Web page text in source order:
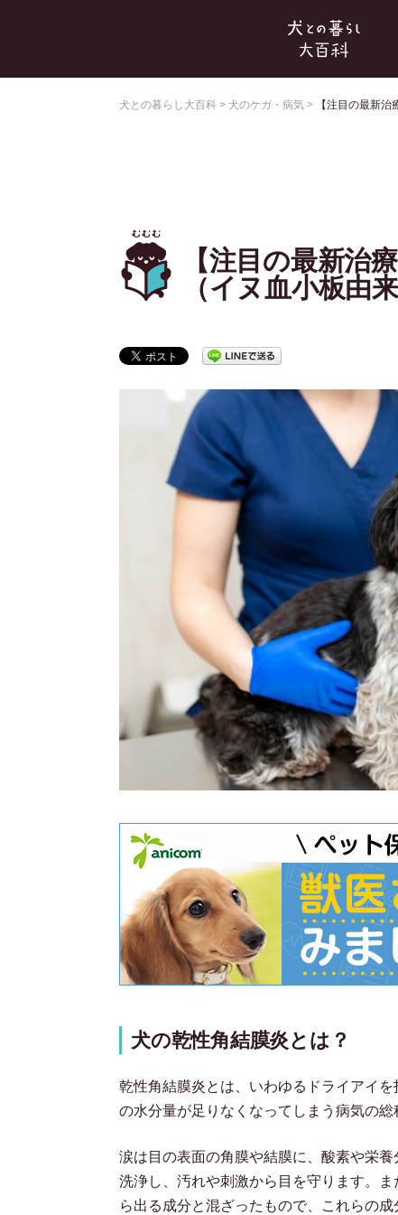
犬との暮らし大百科 > 犬のケガ・病気 > 【注目の最新
【注目の最新治
（イヌ血小板由
犬の乾性角結膜炎とは？
乾性角結膜炎とは、いわゆるドライアイ
の水分量が足りなくなってしまう病気の総
涙は目の表面の角膜や結膜に、酸素や栄
洗浄し、汚れや刺激から目を守ります。
ら出る成分と混ざったもので、これらの